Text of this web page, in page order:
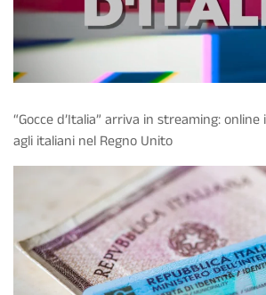
“Gocce d’Italia” arriva in streaming:
agli italiani nel Regno Unito